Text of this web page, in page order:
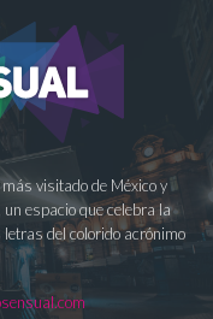
visitado de México y
espacio que celebra la
del colorido acrónimo